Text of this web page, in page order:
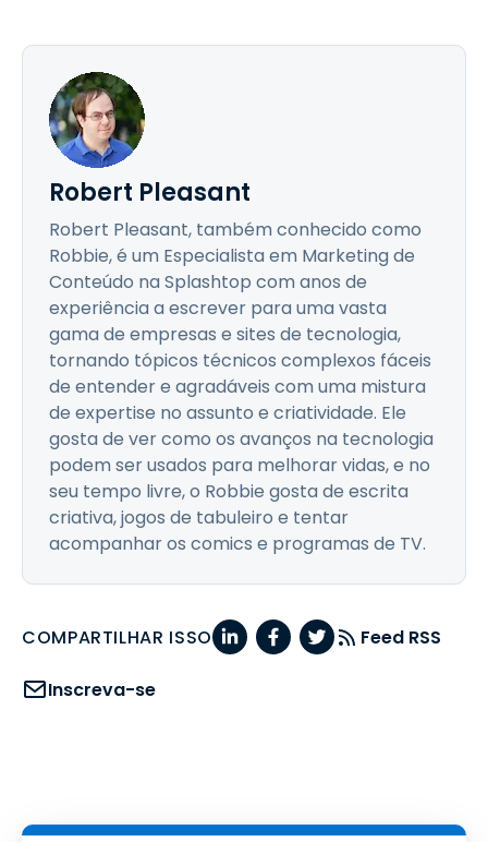
Robert Pleasant
Robert Pleasant, também conhecido como
Robbie, é um Especialista em Marketing de
Conteúdo na Splashtop com anos de
experiência a escrever para uma vasta
gama de empresas e sites de tecnologia,
tornando tópicos técnicos complexos fáceis
de entender e agradáveis com uma mistura
de expertise no assunto e criatividade. Ele
gosta de ver como os avanços na tecnologia
podem ser usados para melhorar vidas, e no
seu tempo livre, o Robbie gosta de escrita
criativa, jogos de tabuleiro e tentar
acompanhar os comics e programas de TV.
COMPARTILHAR ISSO Feed RSS
Inscreva-se